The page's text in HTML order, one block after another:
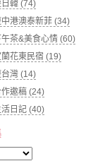
韓 (74)
港澳泰新菲 (34)
茶&美食心情 (60)
花東民宿 (19)
灣 (14)
邀稿 (24)
日記 (40)